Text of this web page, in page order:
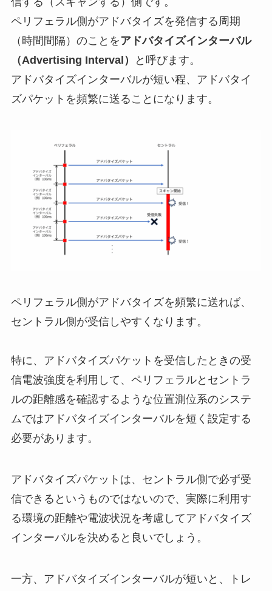
ペリフェラル側がアドバタイズを発信する周期
（時間間隔）のことをアドバタイズインターバル
（Advertising Interval）
と呼びます。
アドバタイズインターバルが短い程、アドバタイ
ズパケットを頻繁に送ることになります。
ペリフェラル側がアドバタイズを頻繁に送れば、
セントラル側が受信しやすくなります。
特に、アドバタイズパケットを受信したときの受
信電波強度を利用して、ペリフェラルとセントラ
ルの距離感を確認するような位置測位系のシステ
ムではアドバタイズインターバルを短く設定する
必要があります。
アドバタイズパケットは、セントラル側で必ず受
信できるというものではないので、実際に利用す
る環境の距離や電波状況を考慮してアドバタイズ
インターバルを決めると良いでしょう。
一方、アドバタイズインターバルが短いと、トレ